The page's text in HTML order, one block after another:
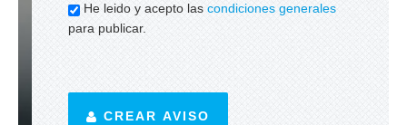
He leido y acepto las condiciones generales
para publicar.
CREAR AVISO